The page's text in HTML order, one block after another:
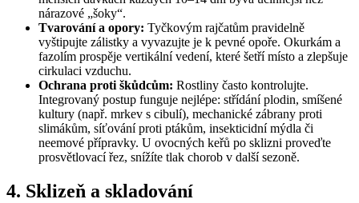
nárazové „šoky“.
Tvarování a opory: Tyčkovým rajčatům pravidelně
vyštipujte zálistky a vyvazujte je k pevné opoře. Okurkám a
fazolím prospěje vertikální vedení, které šetří místo a zlepšuje
cirkulaci vzduchu.
Ochrana proti škůdcům: Rostliny často kontrolujte.
Integrovaný postup funguje nejlépe: střídání plodin, smíšené
kultury (např. mrkev s cibulí), mechanické zábrany proti
slimákům, síťování proti ptákům, insekticidní mýdla či
neemové přípravky. U ovocných keřů po sklizni proveďte
prosvětlovací řez, snížíte tlak chorob v další sezoně.
4. Sklizeň a skladování